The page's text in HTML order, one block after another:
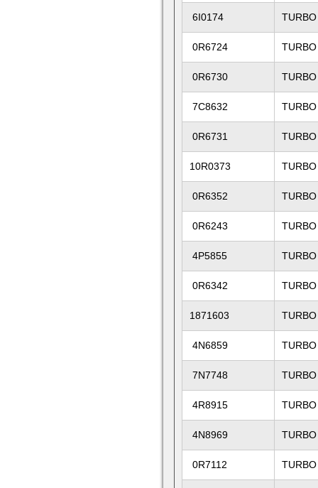
6I0174
0R6724
0R6730
7C8632
0R6731
10R0373
0R6352
0R6243
4P5855
0R6342
1871603
4N6859
7N7748
4R8915
4N8969
0R7112